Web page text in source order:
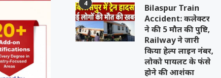
4
Bilaspur Train
Accident: कलेक्टर
ने की 5 मौत की पुष्टि,
Railway ने जारी
किया हेल्प लाइन नंबर,
लोको पायलट के फंसे
होने की आशंका